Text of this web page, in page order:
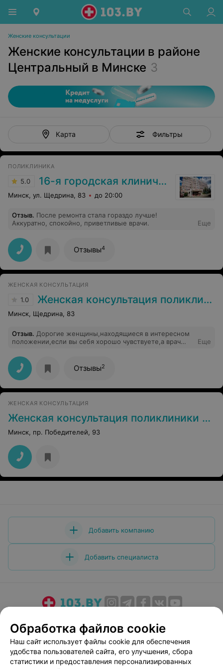
Женские консультации
Женские консультации в районе
Центральный в Минске 3
Карта Фильтры
ПОЛИКЛИНИКА
5.0 16-я городская клиническая поликлиника
Минск, ул. Щедрина, 83 до 20:00
Отзыв. После ремонта стала гораздо лучше!
Аккуратно, спокойно, приветливые врачи.
Еще
Отзывы4
ЖЕНСКАЯ КОНСУЛЬТАЦИЯ
1.0 Женская консультация поликлиники №16
Минск, Щедрина, 83
Отзыв. Дорогие женщины,находящиеся в интересном
положении,если вы себя хорошо чувствуете,а врач
писать отказную,это не только мое мнение,тоже самое
мне сказали в больнице...
Еще
Отзывы2
ЖЕНСКАЯ КОНСУЛЬТАЦИЯ
Женская консультация поликлиники №4
Минск, пр. Победителей, 93
Добавить компанию
Добавить специалиста
Медицинский маркетинг
Публичный договор
Пользовательское соглашение
Способы оплаты
Вакансии
Партнеры
Обработка файлов cookie
Наш сайт использует файлы cookie для обеспечения
удобства пользователей сайта, его улучшения, сбора
статистики и предоставления персонализированных